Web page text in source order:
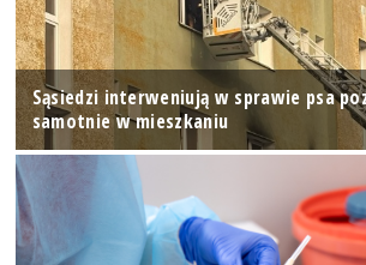
Sąsiedzi interweniują w sprawie psa
samotnie w mieszkaniu